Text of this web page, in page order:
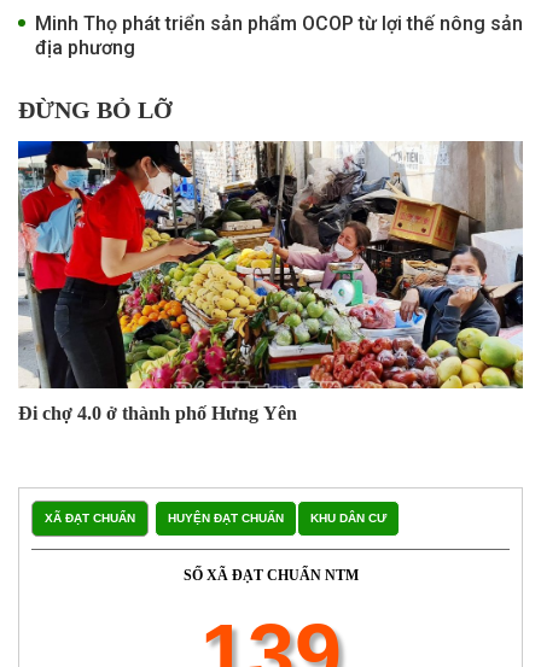
Minh Thọ phát triển sản phẩm OCOP từ lợi thế nông sản
địa phương
ĐỪNG BỎ LỠ
Đi chợ 4.0 ở thành phố Hưng Yên
XÃ ĐẠT CHUẨN HUYỆN ĐẠT CHUẨN KHU DÂN CƯ
SỐ XÃ ĐẠT CHUẨN NTM